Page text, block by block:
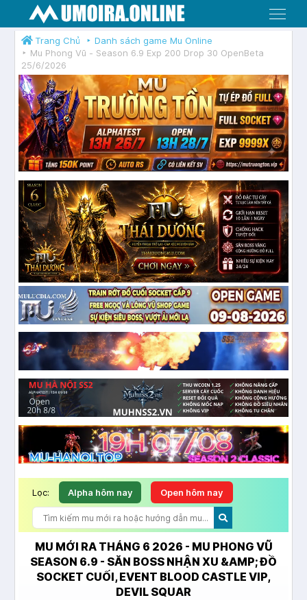
Menu
Trang Chủ
Danh sách game Mu Online
Mu Phong Vũ - Season 6.9 Exp 200 Drop 30 OpenBeta
25/6/2026
Lọc: Alpha hôm nay Open hôm nay
MU MỚI RA THÁNG 6 2026 - MU PHONG VŨ
SEASON 6.9 - SĂN BOSS NHẬN XU &AMP; ĐỒ
SOCKET CUỐI, EVENT BLOOD CASTLE VIP,
DEVIL SQUAR